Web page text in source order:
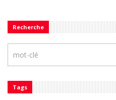
Recherche
Tags